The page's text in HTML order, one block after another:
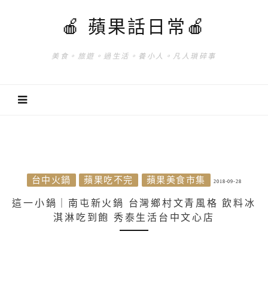
🍎 蘋果話日常🍎
美食。旅遊。過生活。養小人。凡人瑣碎事
台中火鍋 蘋果吃不完 蘋果美食市集 2018-09-28
這一小鍋｜南屯新火鍋 台灣鄉村文青風格 飲料冰
淇淋吃到飽 秀泰生活台中文心店